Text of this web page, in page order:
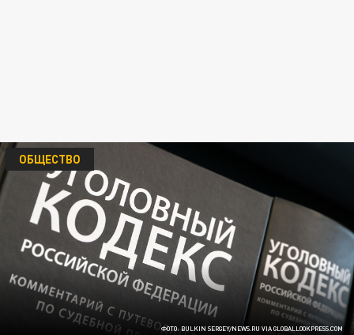
ФОТО: BULKIN SERGEY/NEWS.RU VIA GLOBALLOOKPRESS.COM
ОБЩЕСТВО